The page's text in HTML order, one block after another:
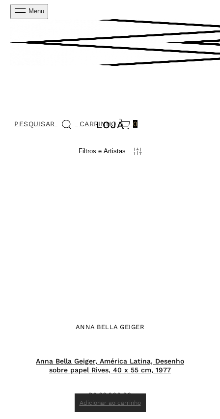
Menu
PESQUISAR CARRINHO 0
LOJA
Filtros e Artistas
ANNA BELLA GEIGER
Anna Bella Geiger, América Latina, Desenho
sobre papel Rives, 40 x 55 cm, 1977
R$88.000,00
Adicionar ao carrinho